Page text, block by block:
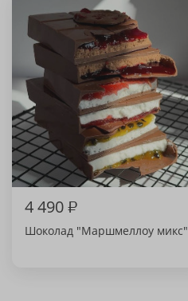
4 490₽
Шоколад "Маршмеллоу микс"